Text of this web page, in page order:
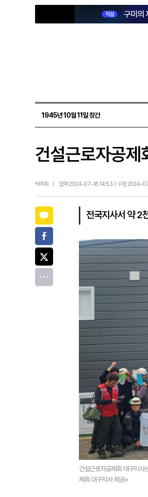
직설 구미의
1945년 10월 11일 창간
건설근로자공
박주희 입력 2024-07-16 14:53 | 수정 2024-
전국지사서 약 2
건설근로자공제회 대구지사
제회 대구지사 제공>